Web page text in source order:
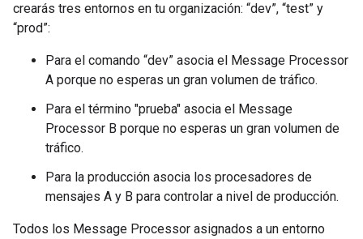
crearás tres entornos en tu organización: “dev”, “test” y
“prod”:
Para el comando “dev” asocia el Message Processor
A porque no esperas un gran volumen de tráfico.
Para el término "prueba" asocia el Message
Processor B porque no esperas un gran volumen de
tráfico.
Para la producción asocia los procesadores de
mensajes A y B para controlar a nivel de producción.
Todos los Message Processor asignados a un entorno